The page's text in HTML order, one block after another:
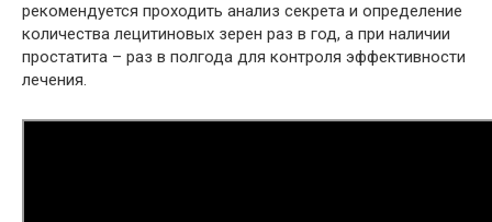
рекомендуется проходить анализ секрета и определение
количества лецитиновых зерен раз в год, а при наличии
простатита – раз в полгода для контроля эффективности
лечения.